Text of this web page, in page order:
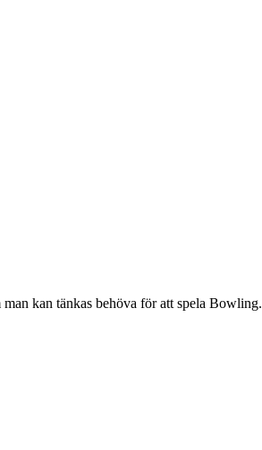
kan tänkas behöva för att spela Bowling.